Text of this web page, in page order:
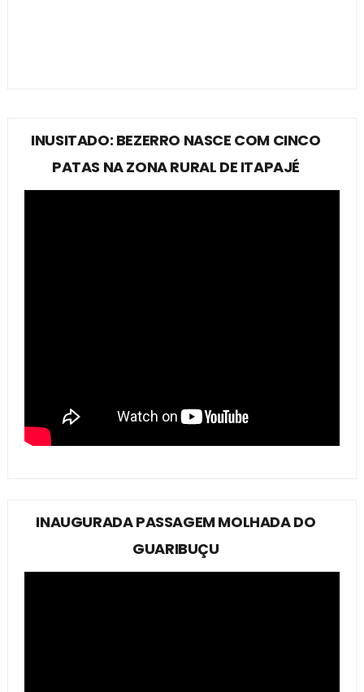
INUSITADO: BEZERRO NASCE COM CINCO
PATAS NA ZONA RURAL DE ITAPAJÉ
INAUGURADA PASSAGEM MOLHADA DO
GUARIBUÇU